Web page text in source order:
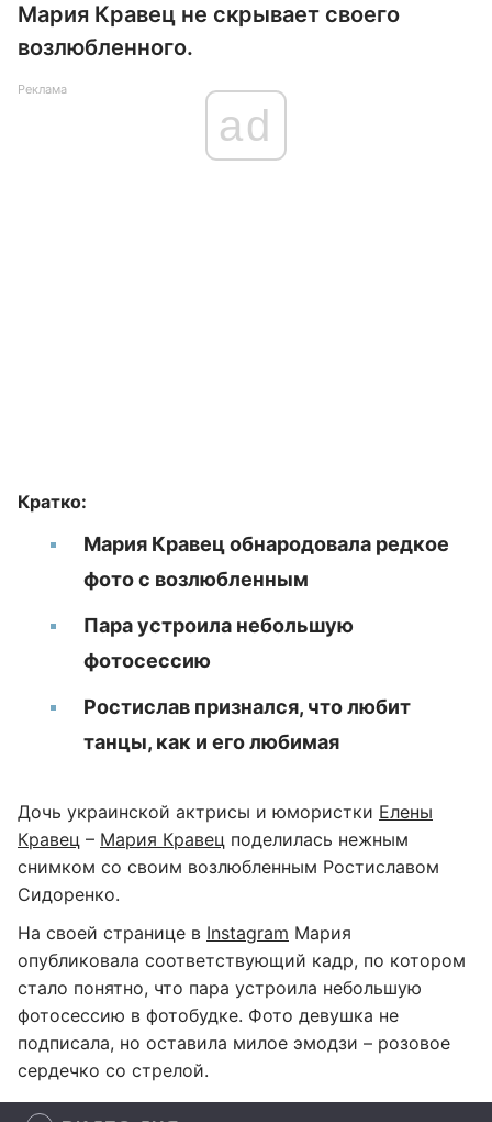
Мария Кравец не скрывает своего
возлюбленного.
Реклама
ad
Кратко:
Мария Кравец обнародовала редкое
фото с возлюбленным
Пара устроила небольшую
фотосессию
Ростислав признался, что любит
танцы, как и его любимая
Дочь украинской актрисы и юмористки Елены
Кравец – Мария Кравец поделилась нежным
снимком со своим возлюбленным Ростиславом
Сидоренко.
На своей странице в Instagram Мария
опубликовала соответствующий кадр, по котором
стало понятно, что пара устроила небольшую
фотосессию в фотобудке. Фото девушка не
подписала, но оставила милое эмодзи – розовое
сердечко со стрелой.